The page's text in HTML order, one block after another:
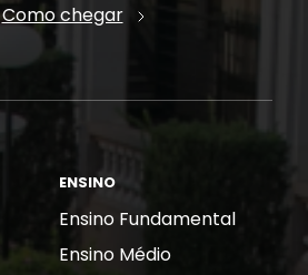
Como chegar
ENSINO
Ensino Fundamental
Ensino Médio